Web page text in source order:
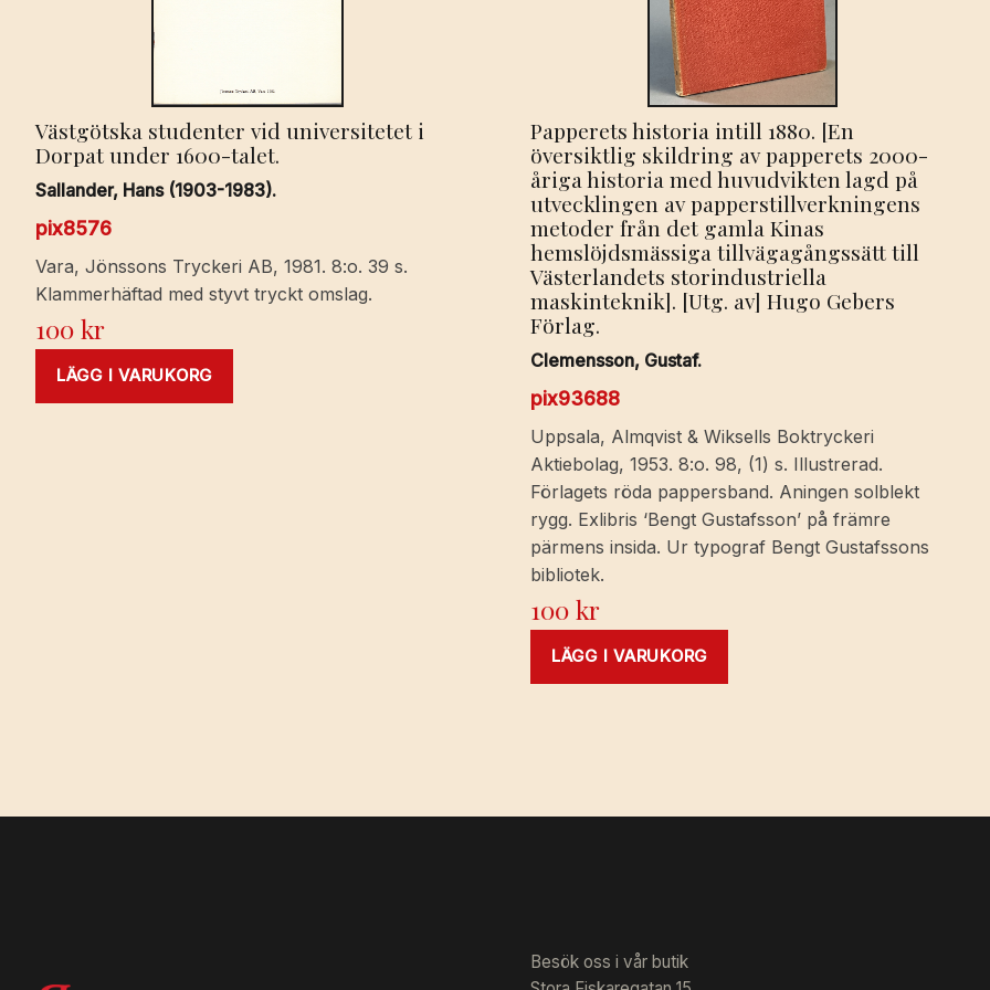
Västgötska studenter vid universitetet i
Dorpat under 1600-talet.
Sallander, Hans (1903-1983).
pix8576
Vara, Jönssons Tryckeri AB, 1981. 8:o. 39 s.
Klammerhäftad med styvt tryckt omslag.
100kr
LÄGG I VARUKORG
Papperets historia intill 1880. [En
översiktlig skildring av papperets 2000-
åriga historia med huvudvikten lagd på
utvecklingen av papperstillverkningens
metoder från det gamla Kinas
hemslöjdsmässiga tillvägagångssätt till
Västerlandets storindustriella
maskinteknik]. [Utg. av] Hugo Gebers
Förlag.
Clemensson, Gustaf.
pix93688
Uppsala, Almqvist & Wiksells Boktryckeri
Aktiebolag, 1953. 8:o. 98, (1) s. Illustrerad.
Förlagets röda pappersband. Aningen solblekt
rygg. Exlibris ‘Bengt Gustafsson’ på främre
pärmens insida. Ur typograf Bengt Gustafssons
bibliotek.
100kr
LÄGG I VARUKORG
Besök oss i vår butik